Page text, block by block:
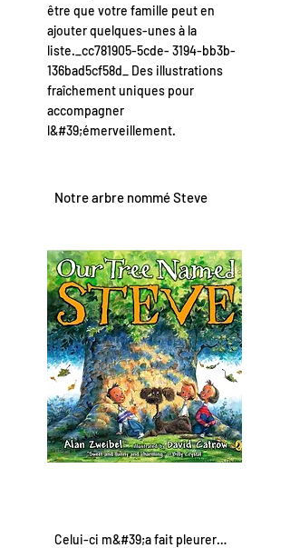
être que votre famille peut en
ajouter quelques-unes à la
liste._cc781905-5cde- 3194-bb3b-
136bad5cf58d_ Des illustrations
fraîchement uniques pour
accompagner
l&#39;émerveillement.
Notre arbre nommé Steve
Celui-ci m&#39;a fait pleurer…